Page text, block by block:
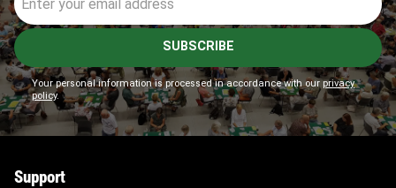
SUBSCRIBE
Your personal information is processed in accordance with ourprivacy
policy.
Support